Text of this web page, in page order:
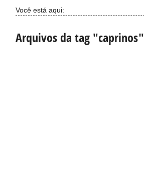
Você está aqui:
Arquivos da tag "caprinos"